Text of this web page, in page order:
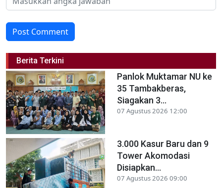
Post Comment
Berita Terkini
Panlok Muktamar NU ke
35 Tambakberas,
Siagakan 3...
07 Agustus 2026 12:00
3.000 Kasur Baru dan 9
Tower Akomodasi
Disiapkan...
07 Agustus 2026 09:00